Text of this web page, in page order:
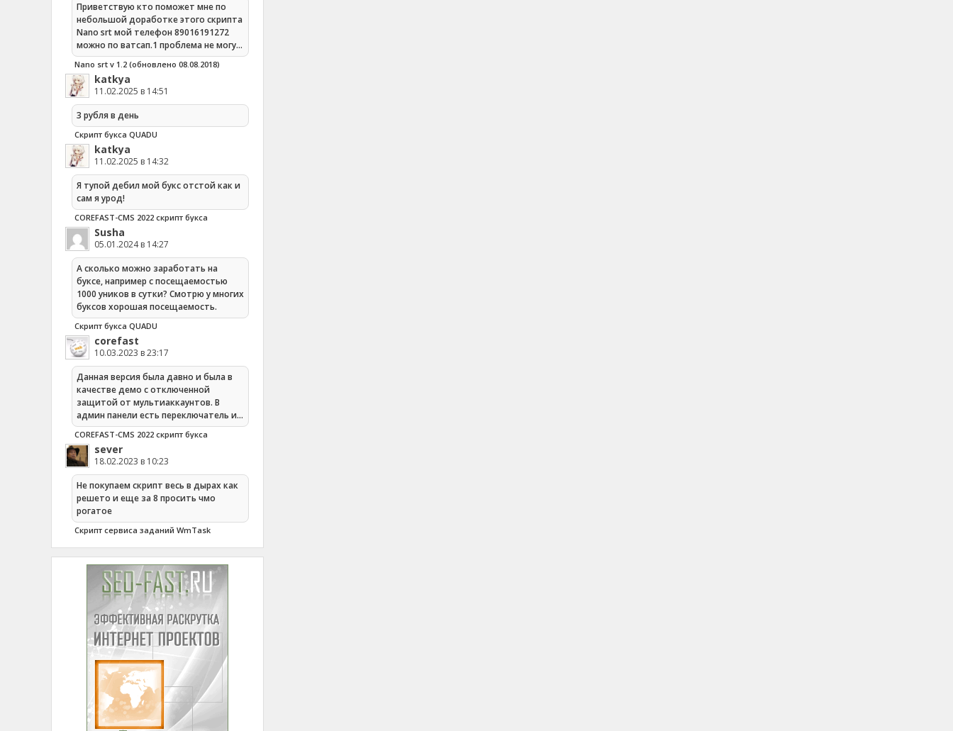
Приветствую кто поможет мне по
небольшой доработке этого скрипта
Nano srt мой телефон 89016191272
можно по ватсап.1 проблема не могу…
Nano srt v 1.2 (обновлено 08.08.2018)
katkya
11.02.2025 в 14:51
3 рубля в день
Скрипт букса QUADU
katkya
11.02.2025 в 14:32
Я тупой дебил мой букс отстой как и
сам я урод!
COREFAST-CMS 2022 скрипт букса
Susha
05.01.2024 в 14:27
А сколько можно заработать на
буксе, например с посещаемостью
1000 уников в сутки? Смотрю у многих
буксов хорошая посещаемость.
Скрипт букса QUADU
corefast
10.03.2023 в 23:17
Данная версия была давно и была в
качестве демо с отключенной
защитой от мультиаккаунтов. В
админ панели есть переключатель и…
COREFAST-CMS 2022 скрипт букса
sever
18.02.2023 в 10:23
Не покупаем скрипт весь в дырах как
решето и еще за 8 просить чмо
рогатое
Cкрипт сервиса заданий WmTask